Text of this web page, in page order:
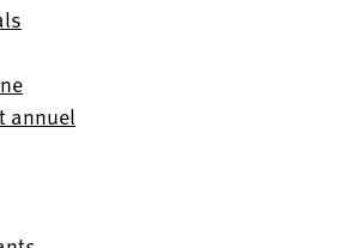
annuel